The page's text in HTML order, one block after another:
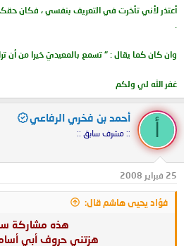
يجب أن تكون مسجلاً
على الموضوع الذي
وجزاك الله
أعتذر لأني تأخرت في التعريف بنفسي ، فكان
.
وان كان كما يقال : " تسمع بالمعيديّ خيرا من أن
غفر الله لي ولكم
أحمد بن فخري الرفاعي
:: مشرف سابق ::
25 فبراير 2008
فؤاد يحيى هاشم قال:
هذه مشاركة
هزتني حروف أبي